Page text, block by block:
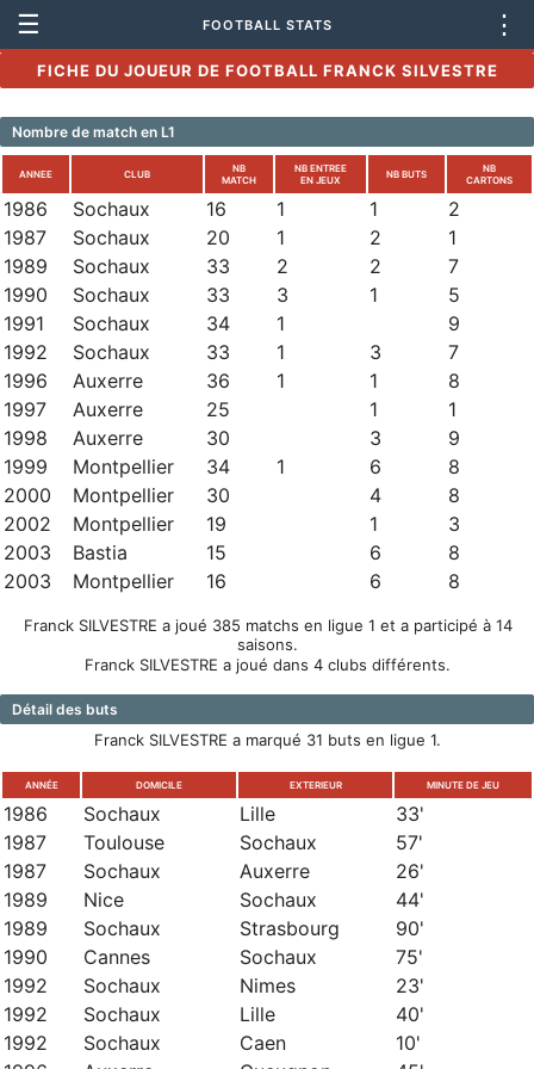
☰ FOOTBALL STATS ⋮
FICHE DU JOUEUR DE FOOTBALL FRANCK SILVESTRE
Nombre de match en L1
ANNEE CLUB
NB
MATCH
NB ENTREE
EN JEUX
NB BUTS
NB
CARTONS
1986 Sochaux 16 1 1
2
1987
Sochaux 20 1 2
1
1989
Sochaux 33 2 2
7
1990
Sochaux 33 3 1
5
1991
Sochaux 34 1
9
1992
Sochaux 33 1 3
7
1996
Auxerre 36 1 1
8
1997
Auxerre 25 1
1
1998
Auxerre 30 3
9
1999
Montpellier 34 1 6
8
2000
Montpellier 30 4
8
2002
Montpellier 19 1
3
2003
Bastia 15 6
8
2003
Montpellier 16 6 8
Franck SILVESTRE a joué 385 matchs en ligue 1 et a participé à 14
saisons.
Franck SILVESTRE a joué dans 4 clubs différents.
Détail des buts
Franck SILVESTRE a marqué 31 buts en ligue 1.
ANNÉE DOMICILE EXTERIEUR MINUTE DE JEU
1986 Sochaux Lille
33'
1987
Toulouse Sochaux
57'
1987
Sochaux Auxerre
26'
1989
Nice Sochaux
44'
1989
Sochaux Strasbourg
90'
1990
Cannes Sochaux
75'
1992
Sochaux Nimes
23'
1992
Sochaux Lille
40'
1992
Sochaux Caen
10'